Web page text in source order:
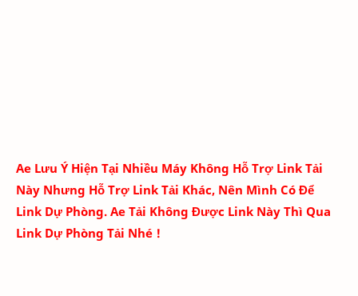
Ae Lưu Ý Hiện Tại Nhiều Máy Không Hỗ Trợ Link Tải
Này Nhưng Hỗ Trợ Link Tải Khác, Nên Mình Có Để
Link Dự Phòng. Ae Tải Không Được Link Này Thì Qua
Link Dự Phòng Tải Nhé !